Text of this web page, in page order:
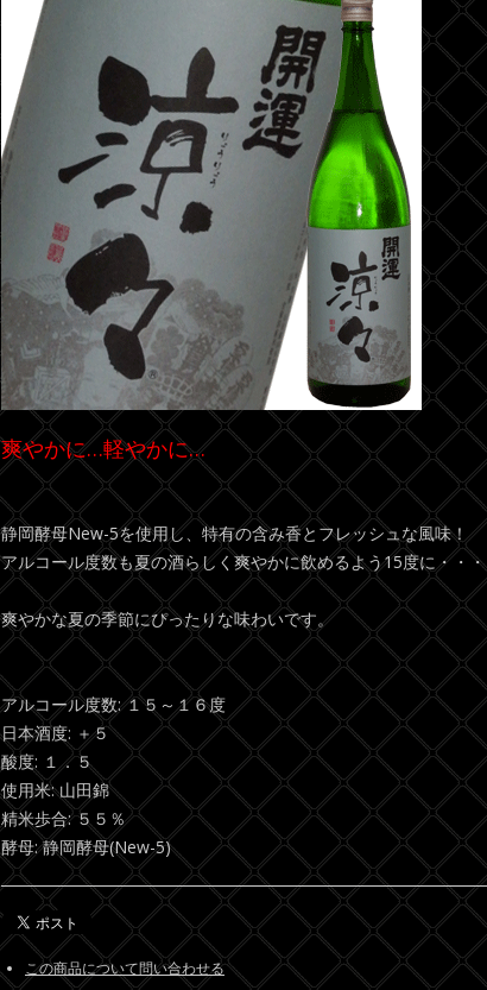
爽やかに…軽やかに…
静岡酵母New-5を使用し、特有の含み香とフレッシュな風味！
アルコール度数も夏の酒らしく爽やかに飲めるよう15度に・・・
爽やかな夏の季節にぴったりな味わいです。
アルコール度数: １５～１６度
日本酒度: ＋５
酸度: １．５
使用米: 山田錦
精米歩合: ５５％
酵母: 静岡酵母(New-5)
この商品について問い合わせる